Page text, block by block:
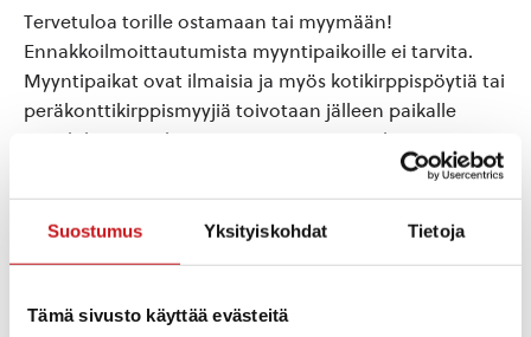
Suostumus Yksityiskohdat Tietoja
Tämä sivusto käyttää evästeitä
Tervetuloa torille ostamaan tai myymään!
Ennakkoilmoittautumista myyntipaikoille ei tarvita.
Myyntipaikat ovat ilmaisia ja myös kotikirppispöytiä tai
peräkonttikirppismyyjiä toivotaan jälleen paikalle
suurilukuisesti. Iltatorin isäntä Timo Satuli.